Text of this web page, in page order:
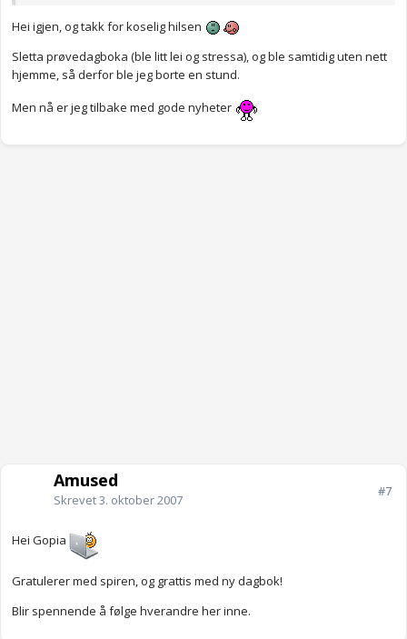
Hei igjen, og takk for koselig hilsen
Sletta prøvedagboka (ble litt lei og stressa), og ble samtidig uten nett
hjemme, så derfor ble jeg borte en stund.
Men nå er jeg tilbake med gode nyheter
Amused
Skrevet3. oktober 2007
#7
Hei Gopia
Gratulerer med spiren, og grattis med ny dagbok!
Blir spennende å følge hverandre her inne.